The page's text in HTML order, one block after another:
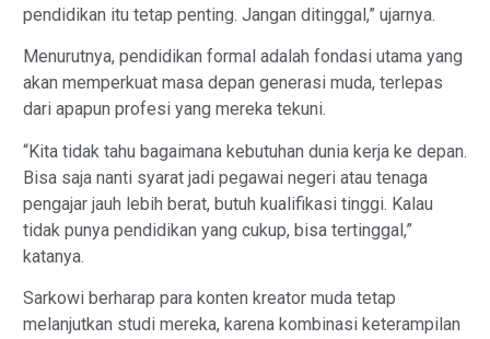
pendidikan itu tetap penting. Jangan ditinggal,” ujarnya.
Menurutnya, pendidikan formal adalah fondasi utama yang
akan memperkuat masa depan generasi muda, terlepas
dari apapun profesi yang mereka tekuni.
“Kita tidak tahu bagaimana kebutuhan dunia kerja ke depan.
Bisa saja nanti syarat jadi pegawai negeri atau tenaga
pengajar jauh lebih berat, butuh kualifikasi tinggi. Kalau
tidak punya pendidikan yang cukup, bisa tertinggal,”
katanya.
Sarkowi berharap para konten kreator muda tetap
melanjutkan studi mereka, karena kombinasi keterampilan